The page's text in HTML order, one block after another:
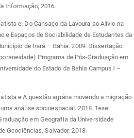
Informação, 2016.
e. Do Cansaço da Lavoura ao Alívio na
e Espaços de Sociabilidade de Estudantes da
de Irará – Bahia. 2009. Dissertação
Programa de Pós-Graduação em
do Estado da Bahia Campus I –
e A questão agrária movendo a migração
análise socioespacial. 2018. Tese
em Geografia da Universidade
Geociências, Salvador, 2018.